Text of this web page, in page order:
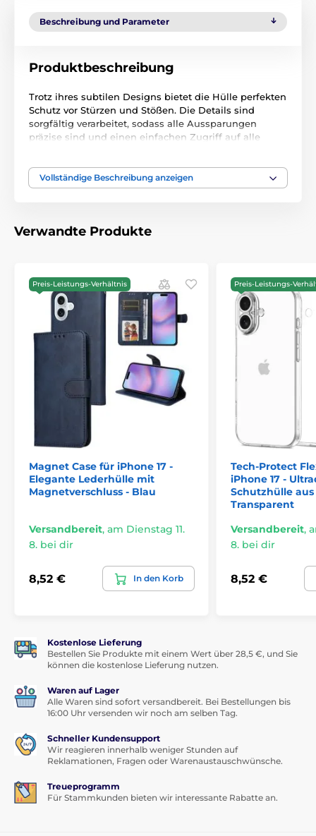
Beschreibung und Parameter
Produktbeschreibung
Trotz ihres subtilen Designs bietet die Hülle perfekten
Schutz vor Stürzen und Stößen. Die Details sind
sorgfältig verarbeitet, sodass alle Aussparungen
präzise sind und einen einfachen Zugriff auf alle
leicht aufschnappen und Ihr Telefon ist sofort
einsatzbereit.
Hergestellt aus TPU-Material (Thermoplastisches
Dicke 1,5 mm
Gewicht 25 g
Camera protection - präzise Aussparungen für
Präzise Aussparungen für Anschlüsse
Leicht zugängliche Tasten
Einfach auf- und absetzbar
Vollständige Beschreibung anzeigen
Verwandte Produkte
Preis-Leistungs-Verhältnis
Magnet Case für iPhone 17 -
Elegante Lederhülle mit
Magnetverschluss - Blau
Versandbereit, am Dienstag 11.
8. bei dir
8,52 € In den Korb
Preis-Leistungs-
Tech-Protect
iPhone 17 -
Schutzhülle aus
Transparent
Versandbereit,
8. bei dir
8,52 €
Kostenlose Lieferung
Bestellen Sie Produkte mit einem Wert über 28,5 €, und Sie
können die kostenlose Lieferung nutzen.
Waren auf Lager
Alle Waren sind sofort versandbereit. Bei Bestellungen bis
16:00 Uhr versenden wir noch am selben Tag.
Schneller Kundensupport
Wir reagieren innerhalb weniger Stunden auf
Reklamationen, Fragen oder Warenaustauschwünsche.
Treueprogramm
Für Stammkunden bieten wir interessante Rabatte an.